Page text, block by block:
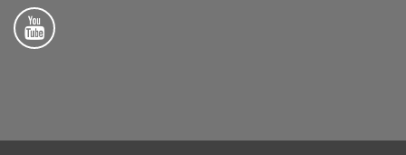
Folge uns auf YouTube